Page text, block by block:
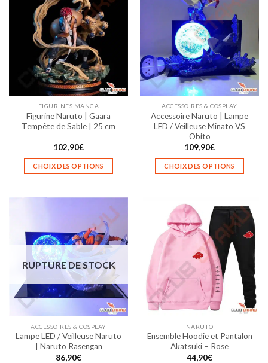
FIGURINES MANGA
Figurine Naruto | Gaara
Tempête de Sable | 25 cm
102,90€
CHOIX DES OPTIONS
plusieurs
variations.
Les
options
peuvent
être
choisies
la
page
du
produit
ACCESSOIRES & COSPLAY
Accessoire Naruto | Lampe
LED / Veilleuse Minato VS
Obito
109,90€
CHOIX DES OPTIONS
plusieurs
variations.
Les
options
peuvent
être
choisies
sur
page
du
produit
RUPTURE DE STOCK
ACCESSOIRES & COSPLAY
Lampe LED / Veilleuse Naruto
| Naruto Rasengan
86,90€
NARUTO
Ensemble Hoodie et Pantalon
Akatsuki – Rose
44,90€